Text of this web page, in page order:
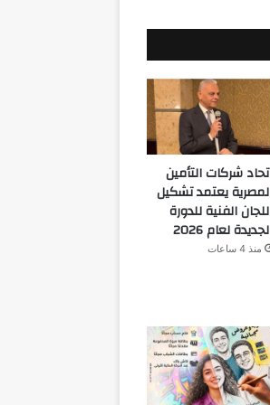
شركات التأمين
يعتمد تشكيل
الفنية للدورة
لعام 2026
منذ 4 ساعات